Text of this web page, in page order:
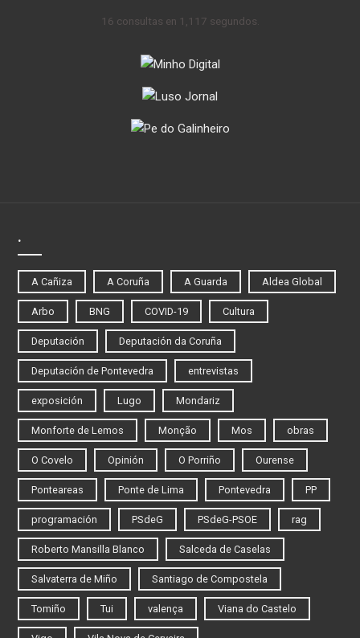
16 consultas en 1,117 segundos.
.
A Cañiza A Coruña A Guarda Aldea Global
Arbo BNG COVID-19 Cultura
Deputación Deputación da Coruña
Deputación de Pontevedra entrevistas
exposición Lugo Mondariz
Monforte de Lemos Monção Mos obras
O Covelo Opinión O Porriño Ourense
Ponteareas Ponte de Lima Pontevedra PP
programación PSdeG PSdeG-PSOE rag
Roberto Mansilla Blanco Salceda de Caselas
Salvaterra de Miño Santiago de Compostela
Tomiño Tui valença Viana do Castelo